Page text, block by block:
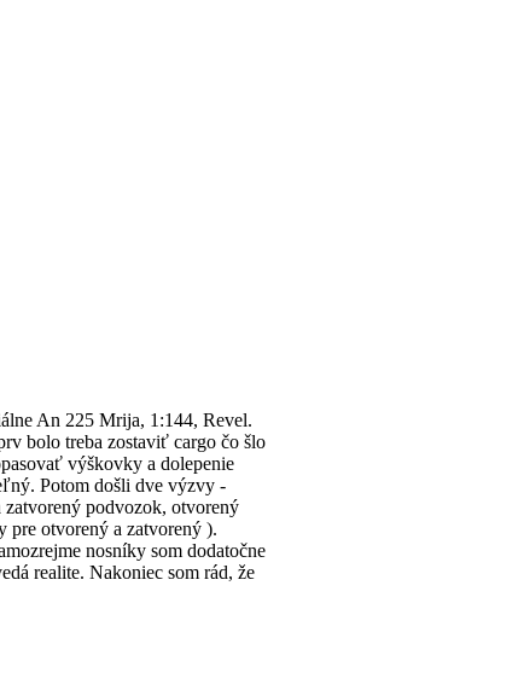
An 225 Mrija, 1:144, Revel.
bolo treba zostaviť cargo čo šlo
výškovky a dolepenie
Potom došli dve výzvy -
podvozok, otvorený
otvorený a zatvorený ).
nosníky som dodatočne
realite. Nakoniec som rád, že